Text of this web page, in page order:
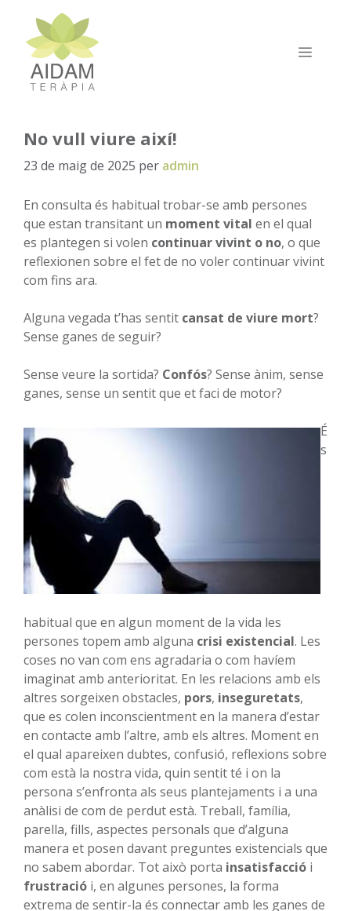
contingut
No vull viure així!
23 de maig de 2025 per admin
En consulta és habitual trobar-se amb persones
que estan transitant un moment vital en el qual
es plantegen si volen continuar vivint o no, o que
reflexionen sobre el fet de no voler continuar vivint
com fins ara.
Alguna vegada t’has sentit cansat de viure mort?
Sense ganes de seguir?
Sense veure la sortida? Confós? Sense ànim, sense
ganes, sense un sentit que et faci de motor?
É
s
habitual que en algun moment de la vida les
persones topem amb alguna crisi existencial. Les
coses no van com ens agradaria o com havíem
imaginat amb anterioritat. En les relacions amb els
altres sorgeixen obstacles, pors, inseguretats,
que es colen inconscientment en la manera d’estar
en contacte amb l’altre, amb els altres. Moment en
el qual apareixen dubtes, confusió, reflexions sobre
com està la nostra vida, quin sentit té i on la
persona s’enfronta als seus plantejaments i a una
anàlisi de com de perdut està. Treball, família,
parella, fills, aspectes personals que d’alguna
manera et posen davant preguntes existencials que
no sabem abordar. Tot això porta insatisfacció i
frustració i, en algunes persones, la forma
extrema de sentir-la és connectar amb les ganes de